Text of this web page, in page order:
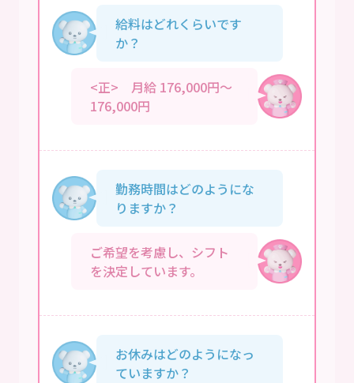
給料はどれくらいです
か？
<正> 月給 176,000円～
176,000円
勤務時間はどのようにな
りますか？
ご希望を考慮し、シフト
を決定しています。
お休みはどのようになっ
ていますか？